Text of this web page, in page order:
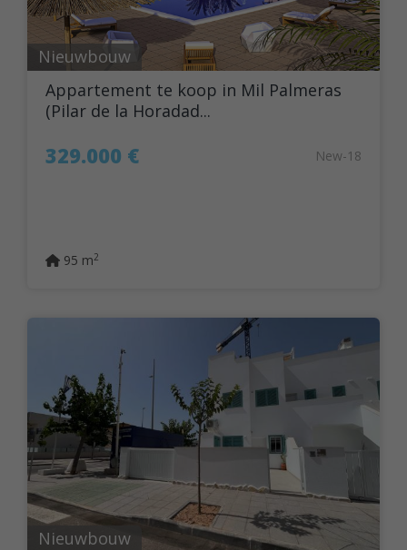
Nieuwbouw
Appartement te koop in Mil Palmeras
(Pilar de la Horadad...
329.000 € New-18
95 m2
Nieuwbouw